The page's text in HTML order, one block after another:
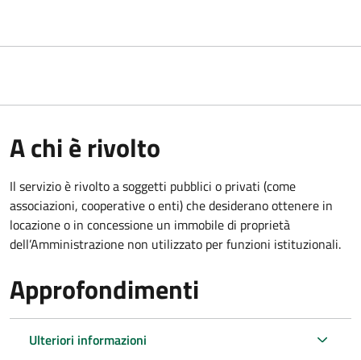
A chi è rivolto
Il servizio è rivolto a soggetti pubblici o privati (come
associazioni, cooperative o enti) che desiderano ottenere in
locazione o in concessione un immobile di proprietà
dell’Amministrazione non utilizzato per funzioni istituzionali.
Approfondimenti
Ulteriori informazioni